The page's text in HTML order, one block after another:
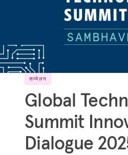
सम्मेलन
Global
Summit
Dialogue